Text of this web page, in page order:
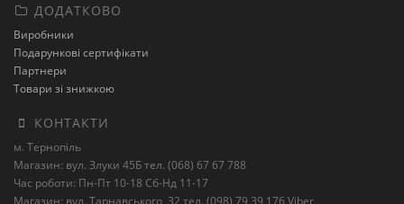
ДОДАТКОВО
Виробники
Подарункові сертифікати
Партнери
Товари зі знижкою
КОНТАКТИ
м. Тернопіль
Магазин: вул. Злуки 45Б тел. (068) 67 67 788
Час роботи: Пн-Пт 10-18 Сб-Нд 11-17
Магазин: вул. Тарнавського, 32 тел. (098) 79 39 176 Viber